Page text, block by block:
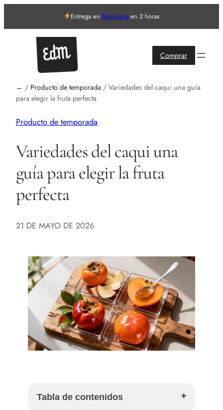
Entrega en Barcelona en 2 horas
Comprar
← / Producto de temporada / Variedades del caqui una guía
para elegir la fruta perfecta
Producto de temporada
Variedades del caqui una
guía para elegir la fruta
perfecta
21 DE MAYO DE 2026
Tabla de contenidos